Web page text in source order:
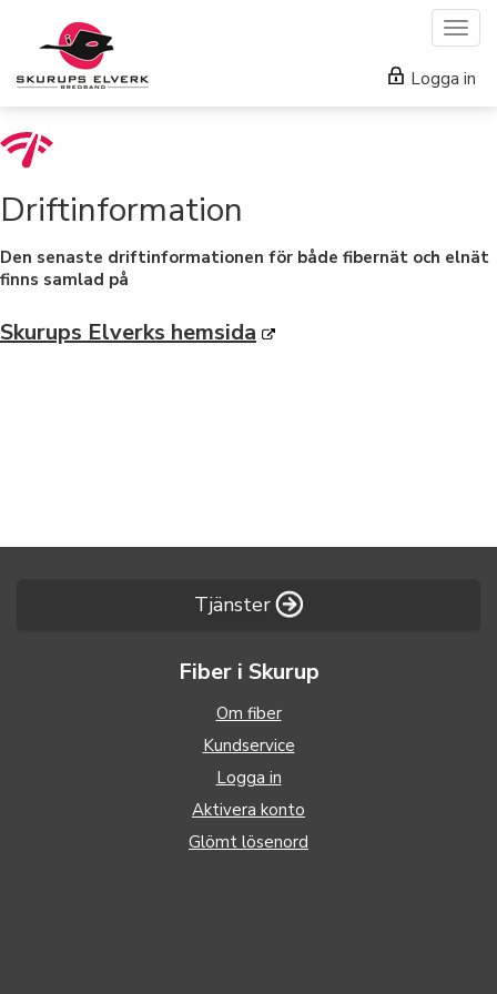
Logga in
Driftinformation
Den senaste driftinformationen för både fibernät och elnät
finns samlad på
Skurups Elverks hemsida
Tjänster
Fiber i Skurup
Om fiber
Kundservice
Logga in
Aktivera konto
Glömt lösenord